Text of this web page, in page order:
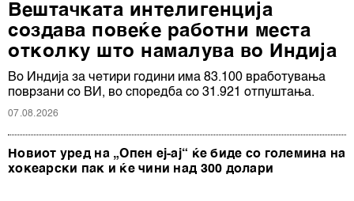
Вештачката интелигенција
создава повеќе работни места
отколку што намалува во Индија
Во Индија за четири години има 83.100 вработувања
поврзани со ВИ, во споредба со 31.921 отпуштања.
07.08.2026
Новиот уред на „Опен еј-ај“ ќе биде со големина на
хокеарски пак и ќе чини над 300 долари